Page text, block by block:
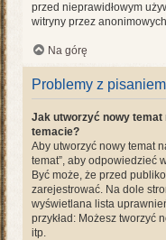
przed nieprawidłowym
witryny przez
Na górę
Problemy z pisaniem
Jak utworzyć nowy temat
temacie?
Aby utworzyć nowy temat
temat”, aby odpowiedzieć
Być może, że przed
zarejestrować. Na dole
wyświetlana lista
przykład: Możesz tworzyć
itp.